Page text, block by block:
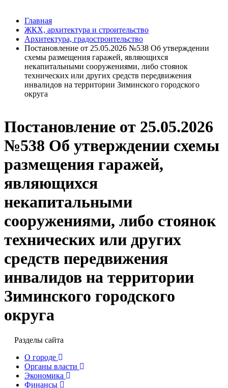
Постановление от 25.05.2026
№538 Об утверждении схемы
размещения гаражей,
являющихся
некапитальными
сооружениями, либо стоянок
технических или других
средств передвижения
инвалидов на территории
Зиминского городского
округа
Разделы сайта
О городе
Органы власти
Экономика
Финансы
Главная
ЖКХ, архитектура и строительство
Архитектура, градостроительство
Постановление от 25.05.2026 №538 Об утверждении
схемы размещения гаражей, являющихся
некапитальными сооружениями, либо стоянок
технических или других средств передвижения
инвалидов на территории Зиминского городского
округа